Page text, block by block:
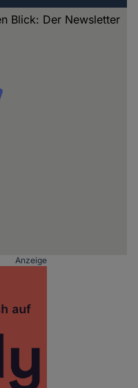
Blick: Der Newsletter
Anzeige